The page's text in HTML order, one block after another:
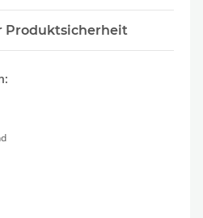
Produktsicherheit